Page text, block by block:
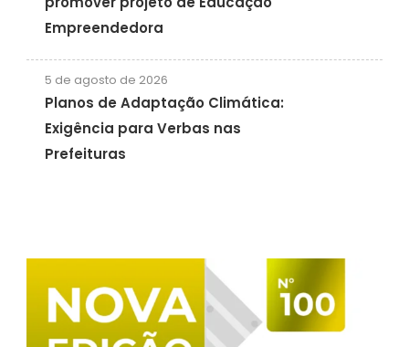
Empreendedora
5 de agosto de 2026
Planos de Adaptação Climática:
Exigência para Verbas nas
Prefeituras